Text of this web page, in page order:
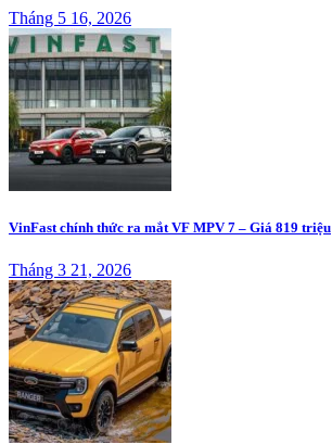
Tháng 5 16, 2026
VinFast chính thức ra mắt VF MPV 7 – Giá 819 triệu
Tháng 3 21, 2026